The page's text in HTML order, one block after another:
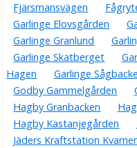
Fjärsmansvägen
Garlinge Elovsgården
Garlinge Granlund
Garlinge Skatberget
Hagen
Garlinge
Godby Gammelgården
Hagby Granbacken
Hagby Kastanjegården
Jäders Kraftstation